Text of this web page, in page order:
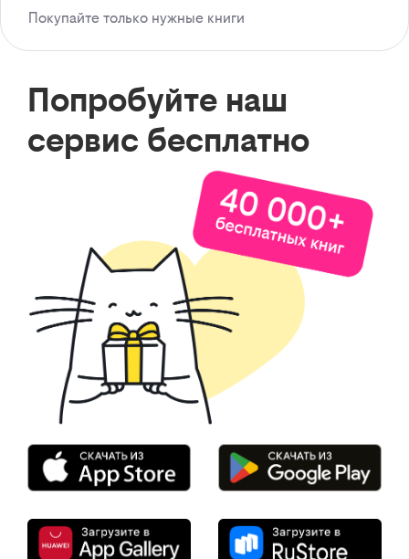
Покупайте только нужные книги
Попробуйте наш
сервис бесплатно